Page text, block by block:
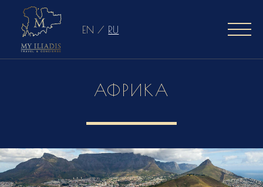
EN / RU
АФРИКА